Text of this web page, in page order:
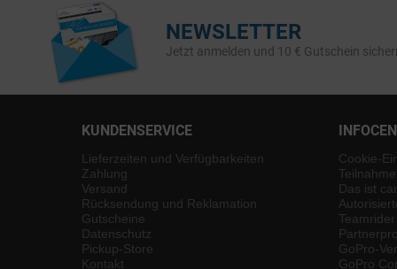
NEWSLETTER
Jetzt anmelden und 10 € Gutschein
KUNDENSERVICE
Lieferzeiten und Verfügbarkeiten
Zahlung
Versand
Rücksendung und Reklamation
Gutscheine
Datenschutz
Pickup-Store
Kontakt
Cookie-
Das ist
Teamrider
GoPro-
GoPro